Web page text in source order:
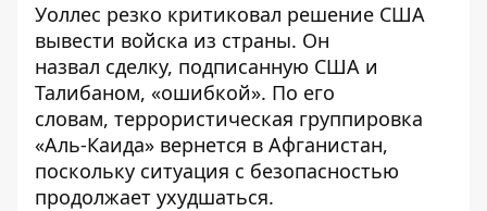
Уоллес резко критиковал решение США
вывести войска из страны. Он
назвал сделку, подписанную США и
Талибаном, «ошибкой». По его
словам, террористическая группировка
«Аль-Каида» вернется в Афганистан,
поскольку ситуация с безопасностью
продолжает ухудшаться.